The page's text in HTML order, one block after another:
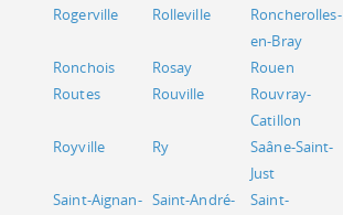
Rogerville
Rolleville
Roncherolles-
en-Bray
Ronchois
Rosay Rouen
Routes
Rouville
Rouvray-
Catillon
Royville
Ry
Saâne-Saint-
Just
Saint-Aignan- Saint-André-
Saint-